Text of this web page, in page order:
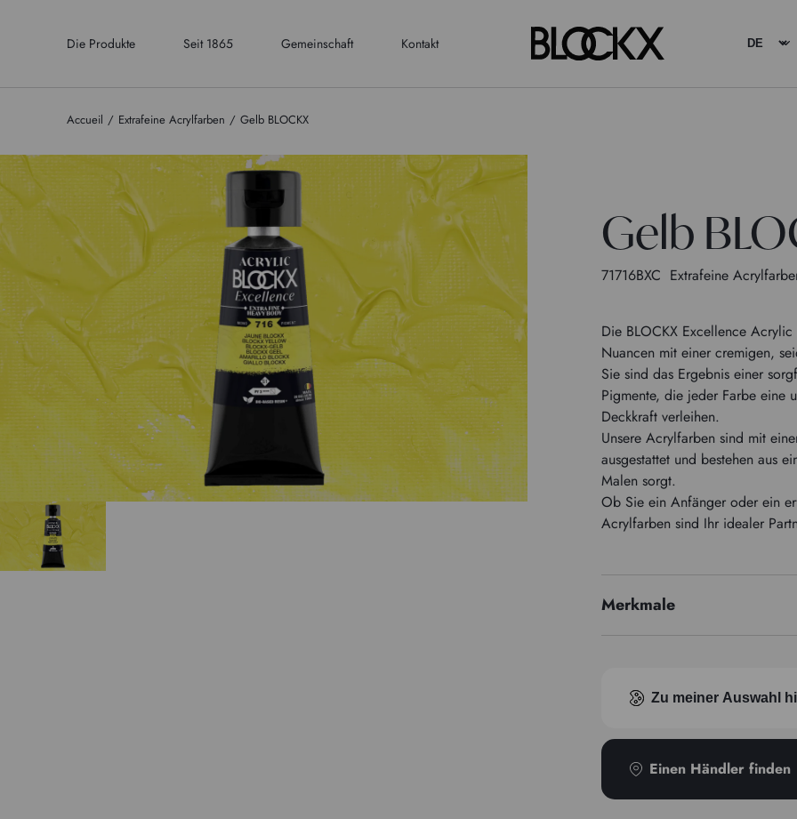
Die Produkte Seit 1865 Gemeinschaft Kontakt
Accueil Extrafeine Acrylfarben Gelb BLOCKX
Gelb
71716BXC Extrafeine
Die BLOCKX Excellence
Nuancen mit einer cremigen,
Sie sind das Ergebnis einer
Pigmente, die jeder Farbe eine
Deckkraft verleihen.
Unsere Acrylfarben sind mit
ausgestattet und bestehen aus
Malen sorgt.
Ob Sie ein Anfänger oder ein
Acrylfarben sind Ihr idealer
Merkmale
Transparenz
Zu meiner Auswahl
Einen Händler finden